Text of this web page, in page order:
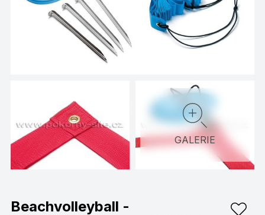
GALERIE
Beachvolleyball -